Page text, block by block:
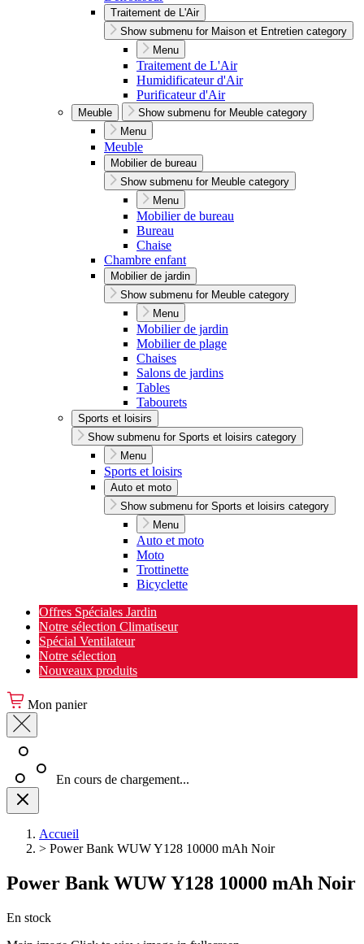
Traitement de L'Air
Show submenu for Maison et Entretien category
Menu
Traitement de L'Air
Humidificateur d'Air
Purificateur d'Air
Meuble
Show submenu for Meuble category
Menu
Meuble
Mobilier de bureau
Show submenu for Meuble category
Menu
Mobilier de bureau
Bureau
Chaise
Chambre enfant
Mobilier de jardin
Show submenu for Meuble category
Menu
Mobilier de jardin
Mobilier de plage
Chaises
Salons de jardins
Tables
Tabourets
Sports et loisirs
Show submenu for Sports et loisirs category
Menu
Sports et loisirs
Auto et moto
Show submenu for Sports et loisirs category
Menu
Auto et moto
Moto
Trottinette
Bicyclette
Offres Spéciales Jardin
Notre sélection Climatiseur
Spécial Ventilateur
Notre sélection
Nouveaux produits
Mon panier
En cours de chargement...
Accueil
> Power Bank WUW Y128 10000 mAh Noir
Power Bank WUW Y128 10000 mAh Noir
En stock